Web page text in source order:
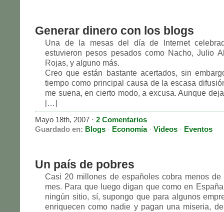
Generar dinero con los blogs
Una de la mesas del día de Internet
estuvieron pesos pesados como Nacho, Julio
Rojas, y alguno más.
Creo que están bastante acertados, sin
tiempo como principal causa de la escasa
me suena, en cierto modo, a excusa. Aunque
[…]
Mayo 18th, 2007 · 2 Comentarios
Guardado en: Blogs · Economía· Videos · Eventos
Un país de pobres
Casi 20 millones de españoles cobra menos
mes. Para que luego digan que como en
ningún sitio, sí, supongo que para algunos
enriquecen como nadie y pagan una miseria,